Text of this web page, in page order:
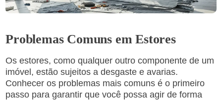
Problemas Comuns em Estores
Os estores, como qualquer outro componente de um
imóvel, estão sujeitos a desgaste e avarias.
Conhecer os problemas mais comuns é o primeiro
passo para garantir que você possa agir de forma